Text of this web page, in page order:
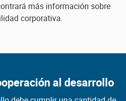
más información sobre
corporativa.
al desarrollo